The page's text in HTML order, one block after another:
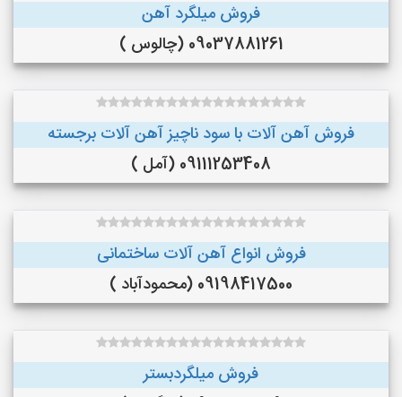
فروش میلگرد آهن
09037881261 (چالوس )
فروش آهن آلات با سود ناچیز آهن آلات برجسته
09111253408 (آمل )
فروش انواع آهن آلات ساختمانی
09198417500 (محمودآباد )
فروش میلگردبستر